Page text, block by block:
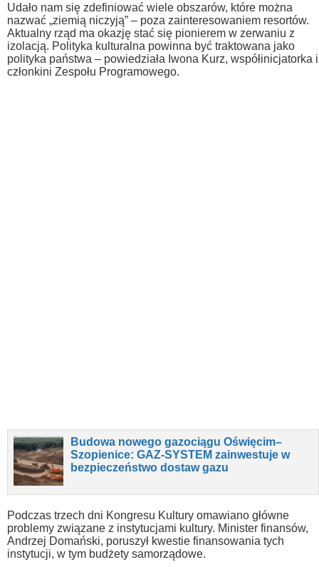
Udało nam się zdefiniować wiele obszarów, które można
nazwać „ziemią niczyją” – poza zainteresowaniem resortów.
Aktualny rząd ma okazję stać się pionierem w zerwaniu z
izolacją. Polityka kulturalna powinna być traktowana jako
polityka państwa – powiedziała Iwona Kurz, współinicjatorka i
członkini Zespołu Programowego.
Budowa nowego gazociągu Oświęcim–
Szopienice: GAZ-SYSTEM zainwestuje w
bezpieczeństwo dostaw gazu
Podczas trzech dni Kongresu Kultury omawiano główne
problemy związane z instytucjami kultury. Minister finansów,
Andrzej Domański, poruszył kwestie finansowania tych
instytucji, w tym budżety samorządowe.